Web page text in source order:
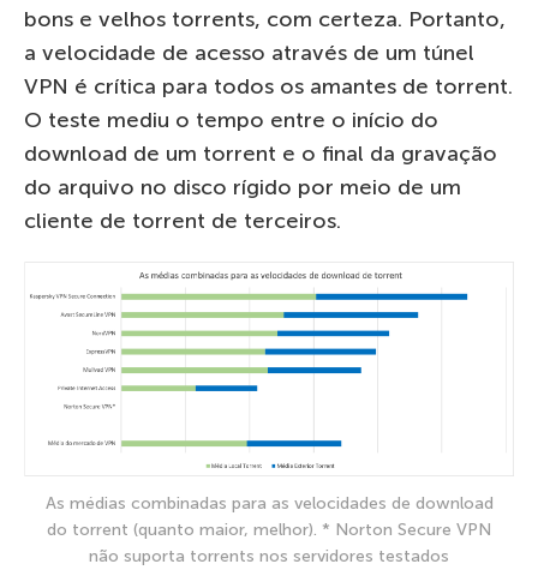
bons e velhos torrents, com certeza. Portanto,
a velocidade de acesso através de um túnel
VPN é crítica para todos os amantes de torrent.
O teste mediu o tempo entre o início do
download de um torrent e o final da gravação
do arquivo no disco rígido por meio de um
cliente de torrent de terceiros.
As médias combinadas para as velocidades de download
do torrent (quanto maior, melhor). * Norton Secure VPN
não suporta torrents nos servidores testados